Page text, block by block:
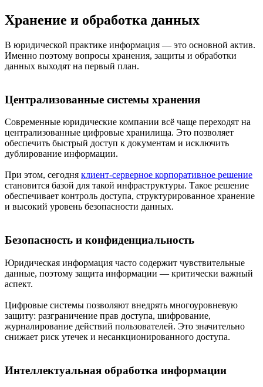
Хранение и обработка данных
В юридической практике информация — это основной актив.
Именно поэтому вопросы хранения, защиты и обработки
данных выходят на первый план.
Централизованные системы хранения
Современные юридические компании всё чаще переходят на
централизованные цифровые хранилища. Это позволяет
обеспечить быстрый доступ к документам и исключить
дублирование информации.
При этом, сегодня клиент-серверное корпоративное решение
становится базой для такой инфраструктуры. Такое решение
обеспечивает контроль доступа, структурированное хранение
и высокий уровень безопасности данных.
Безопасность и конфиденциальность
Юридическая информация часто содержит чувствительные
данные, поэтому защита информации — критически важный
аспект.
Цифровые системы позволяют внедрять многоуровневую
защиту: разграничение прав доступа, шифрование,
журналирование действий пользователей. Это значительно
снижает риск утечек и несанкционированного доступа.
Интеллектуальная обработка информации